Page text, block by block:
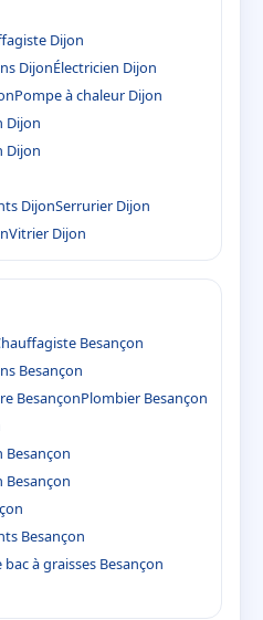
Dijon
DijonÉlectricien Dijon
Pompe à chaleur Dijon
Dijon
Dijon
DijonSerrurier Dijon
Vitrier Dijon
Besançon
Besançon
BesançonPlombier Besançon
Besançon
Besançon
Besançon
à graisses Besançon